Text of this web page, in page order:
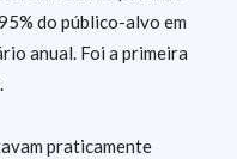
do público-alvo em
anual. Foi a primeira
praticamente